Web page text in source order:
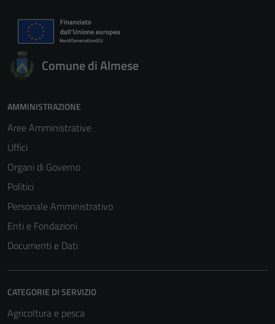
Comune di Almese
AMMINISTRAZIONE
Aree Amministrative
Uffici
Organi di Governo
Politici
Personale Amministrativo
Enti e Fondazioni
Documenti e Dati
CATEGORIE DI SERVIZIO
Agricoltura e pesca